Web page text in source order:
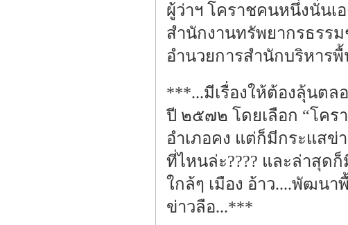
ผู้ว่าฯ โคราชคนหนึ่งนั่นเ
สำนักงานทรัพยากรธรรม
อำนวยการสำนักบริหาร
***...มีเรื่องให้ต้องลุ้นตล
ปี ๒๕๗๒ โดยเลือก “โคร
อำเภอคง แต่ก็มีกระแสข่
ที่ไหนล่ะ???? และล่าสุด
ใกล้ๆ เมือง อ้าว....พัฒนา
ข่าวลือ...***